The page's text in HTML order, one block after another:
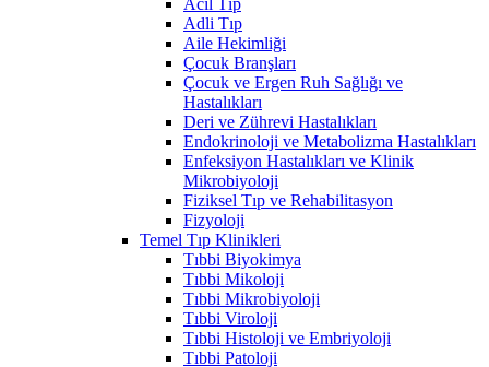
Adli Tıp
Aile Hekimliği
Çocuk Branşları
Çocuk ve Ergen Ruh Sağlığı ve
Hastalıkları
Deri ve Zührevi Hastalıkları
Endokrinoloji ve Metabolizma Hastalıkları
Enfeksiyon Hastalıkları ve Klinik
Mikrobiyoloji
Fiziksel Tıp ve Rehabilitasyon
Fizyoloji
Temel Tıp Klinikleri
Tıbbi Biyokimya
Tıbbi Mikoloji
Tıbbi Mikrobiyoloji
Tıbbi Viroloji
Tıbbi Histoloji ve Embriyoloji
Tıbbi Patoloji